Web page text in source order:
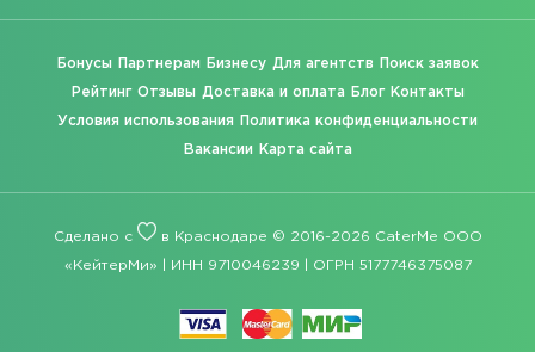
Бонусы Партнерам Бизнесу Для агентств Поиск заявок
Рейтинг Отзывы Доставка и оплата Блог Контакты
Условия использования Политика конфиденциальности
Вакансии Карта сайта
Сделано с в Краснодаре © 2016-2026 CaterMe ООО
«КейтерМи» | ИНН 9710046239 | ОГРН 5177746375087